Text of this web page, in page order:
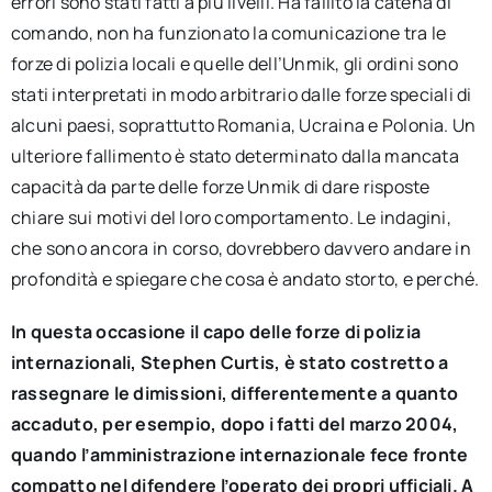
comando, non ha funzionato la comunicazione tra le
forze di polizia locali e quelle dell’Unmik, gli ordini sono
stati interpretati in modo arbitrario dalle forze speciali di
alcuni paesi, soprattutto Romania, Ucraina e Polonia. Un
ulteriore fallimento è stato determinato dalla mancata
capacità da parte delle forze Unmik di dare risposte
chiare sui motivi del loro comportamento. Le indagini,
che sono ancora in corso, dovrebbero davvero andare in
profondità e spiegare che cosa è andato storto, e perché.
In questa occasione il capo delle forze di polizia
internazionali, Stephen Curtis, è stato costretto a
rassegnare le dimissioni, differentemente a quanto
accaduto, per esempio, dopo i fatti del marzo 2004,
quando l’amministrazione internazionale fece fronte
compatto nel difendere l’operato dei propri ufficiali. A